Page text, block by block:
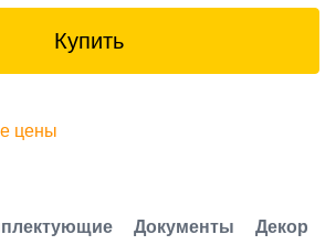
Купить
цены
Документы Декор